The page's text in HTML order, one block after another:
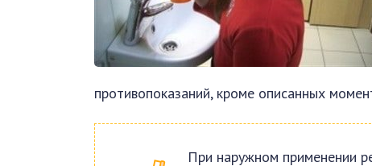
противопоказаний, кроме описанных
При наружном применении